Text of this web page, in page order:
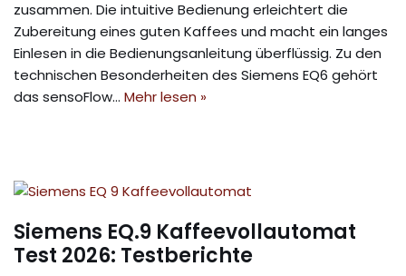
zusammen. Die intuitive Bedienung erleichtert die
Zubereitung eines guten Kaffees und macht ein langes
Einlesen in die Bedienungsanleitung überflüssig. Zu den
technischen Besonderheiten des Siemens EQ6 gehört
das sensoFlow… Mehr lesen »
Siemens EQ.9 Kaffeevollautomat
Test 2026: Testberichte